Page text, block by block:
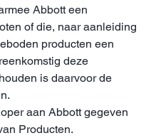
Abbott een
of die, naar aanleiding
producten een
deze
is daarvoor de
aan Abbott gegeven
Producten.